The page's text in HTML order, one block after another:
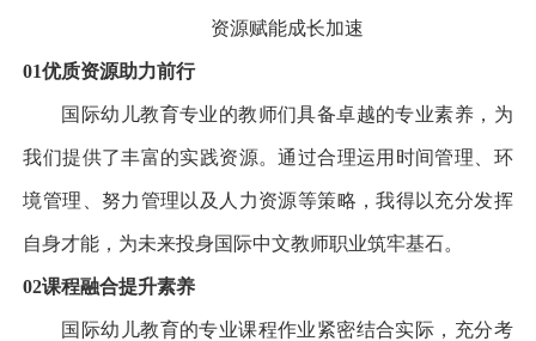
资源赋能成长加速
01优质资源助力前行
国际幼儿教育专业的教师们具备卓越的专业素养，为
我们提供了丰富的实践资源。通过合理运用时间管理、环
境管理、努力管理以及人力资源等策略，我得以充分发挥
自身才能，为未来投身国际中文教师职业筑牢基石。
02课程融合提升素养
国际幼儿教育的专业课程作业紧密结合实际，充分考